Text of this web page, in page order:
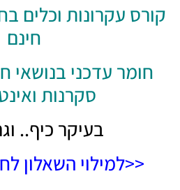
קורס עקרונות וכלים
חינם
חומר עדכני בנושאי
סקרנות
בעיקר כיף..
למילוי השאלון לחצו על הקישור>>